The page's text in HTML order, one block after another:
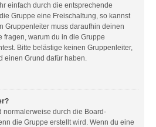
einfach durch die entsprechende
Gruppe eine Freischaltung, so kannst
Gruppenleiter muss daraufhin deinen
fragen, warum du in die Gruppe
Bitte belästige keinen Gruppenleiter,
einen Grund dafür haben.
normalerweise durch die Board-
die Gruppe erstellt wird. Wenn du eine